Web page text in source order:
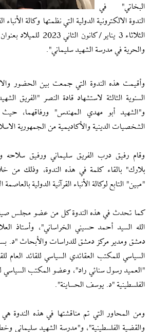
البخاتي" في
الندوة الالكترونية الدولية التي نظمتها وكالة الأنباء
الثلاثاء 3 يناير / كانون
والحرية في مدرسة الشهيد سليماني".
وأقيمت هذه الندوة التي جمعت بين الحضور
السنوية الثالثة لاستشهاد قادة النصر "الفريق
و"الشهيد أبو مهدي المهندس" ورفاقهما،
الشخصيات الدينية والأكاديمية من الجمهورية
وقام رفيق درب الفریق سلیماني ورفيق
بلارك" بالقاء كلمة في هذه الندوة، وذلك من
"مبين" التابع لوكالة الأنباء القرآنية الدولية بالعاصمة
كما تحدث في هذه الندوة كل من عضو مجلس صيانة
الله السيد أحمد حسيني الخراساني"، وأستاذ
دمشق ومدير مركز دمشق للدراسات والأبحاث "د.
السياسي للمكتب العقائدي السياسي للقائد العام
"العميد رسول سنائي راد"، وعضو المكتب السياسي
الفلسطينية "د. يوسف الحساينة".
ومن المحاور التي تم مناقشتها في هذه الندوة
والقضية الفلسطينية"، و"مدرسة الشهيد سليماني